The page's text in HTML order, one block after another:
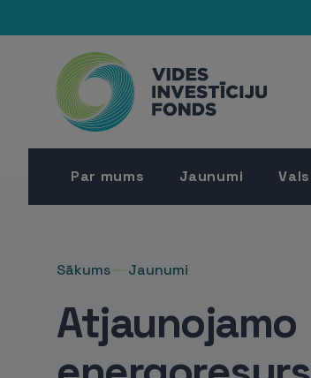
Par mums Jaunumi
Sākums Jaunumi
Atjaunojamo